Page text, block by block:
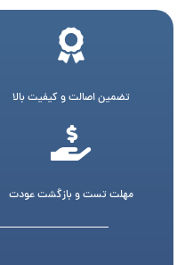
تضمین اصالت و کیفیت بالا
مهلت تست و بازگشت عودت